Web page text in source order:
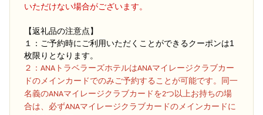
いただけない場合がございます。
【返礼品の注意点】
１：ご予約時にご利用いただくことができるクーポンは1
枚限りとなります。
２ ：ANAトラベラーズホテルはANAマイレージクラブカー
ドのメインカードでのみご予約することが可能です。同一
名義のANAマイレージクラブカードを2つ以上お持ちの場
合は、必ずANAマイレージクラブカードのメインカードに